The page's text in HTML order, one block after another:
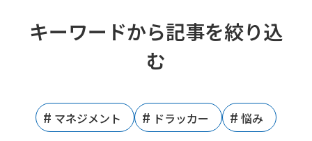
キーワードから記事を絞り込
む
マネジメント ドラッカー 悩み